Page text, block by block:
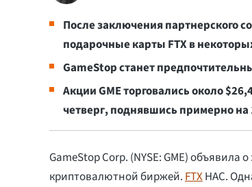
После заключения партнерского
подарочные карты FTX в
GameStop станет
Акции GME торговались около
четверг, поднявшись примерно на
GameStop Corp. (NYSE: GME) объявила
криптовалютной биржей.FTXНАС.